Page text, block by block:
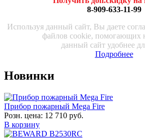
8-909-633-11-99
Используя данный сайт, Вы даете
файлов cookie, помогающих
данный сайт удобнее
Подробнее
Новинки
Прибор пожарный Mega Fire
Розн. цена: 12 710 руб.
В корзину